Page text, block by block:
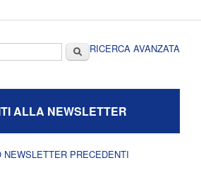
CercaRICERCA AVANZATA
ALLA NEWSLETTER
NEWSLETTER PRECEDENTI